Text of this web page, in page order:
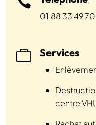
01 88 33 49 70
 Services
centre